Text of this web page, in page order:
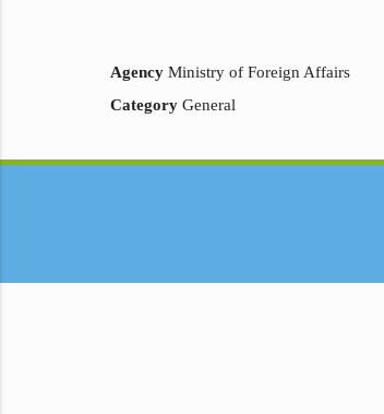
AgencyMinistry of Foreign Affairs
CategoryGeneral